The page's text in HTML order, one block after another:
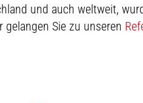
und auch weltweit,
Sie zu unseren